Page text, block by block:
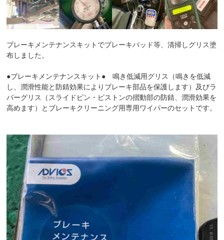
ブレーキメンテナンスキットでブレーキパッド等、清掃しグリス塗
布しました。
●ブレーキメンテナンスキット● 鳴き低減用グリス（鳴きを低減
し、潤滑性能と防錆効果によりブレーキ部品を保護します）及びラ
バーグリス（スライドピン・ピストンの摺動部の防錆、潤滑効果を
高めます）とブレーキクリーニング用専用ワイパーのセットです。